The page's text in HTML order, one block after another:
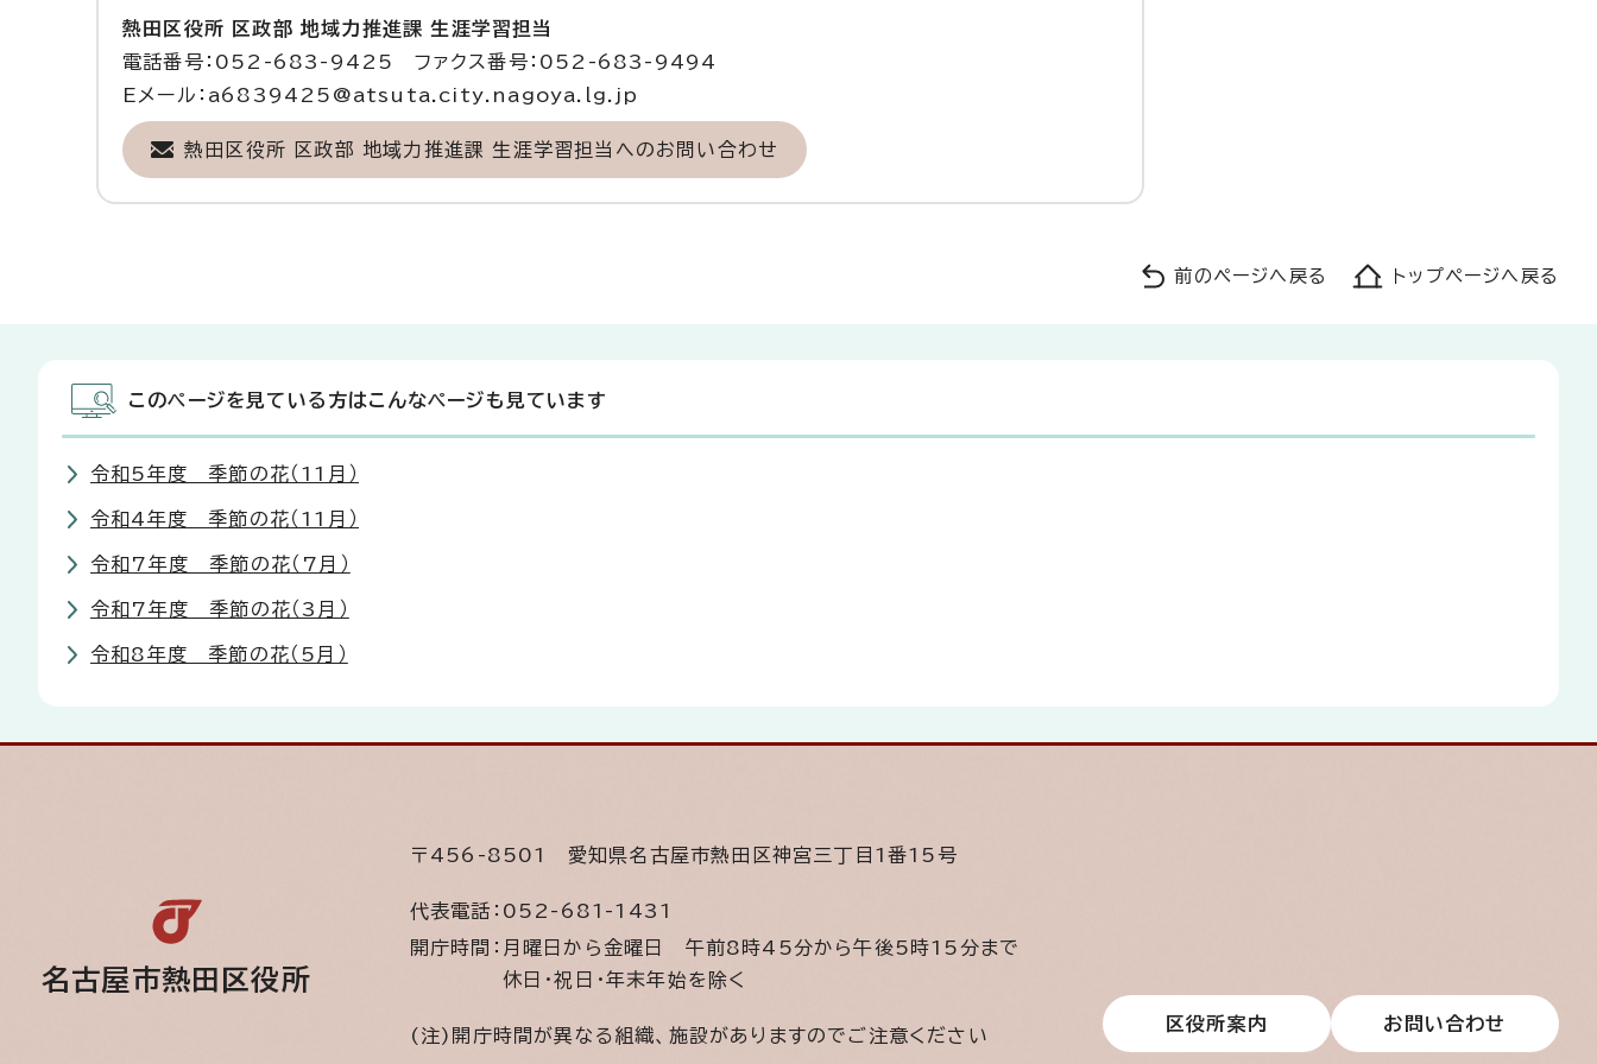
熱田区役所 区政部 地域力推進課 生涯学習担当
電話番号：052-683-9425 ファクス番号：052-683-9494
Eメール：a6839425@atsuta.city.nagoya.lg.jp
熱田区役所 区政部 地域力推進課 生涯学習担当へのお問い合わせ
前のページへ戻る トップページへ戻る
このページを見ている方はこんなページも見ています
令和5年度 季節の花（11月）
令和4年度 季節の花（11月）
令和7年度 季節の花（7月）
令和7年度 季節の花（3月）
令和8年度 季節の花（5月）
名古屋市熱田区役所
〒456-8501 愛知県名古屋市熱田区神宮三丁目1番15号
代表電話： 052-681-1431
開庁時間： 月曜日から金曜日 午前8時45分から午後5時15分まで
休日・祝日・年末年始を除く
(注)開庁時間が異なる組織、施設がありますのでご注意ください
区役所案内 お問い合わせ